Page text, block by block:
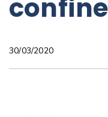
30/03/2020